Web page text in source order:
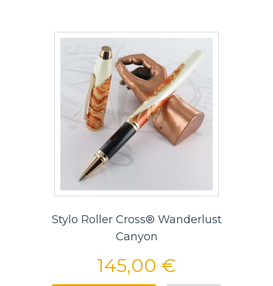
Stylo Roller Cross® Wanderlust
Canyon
145,00 €